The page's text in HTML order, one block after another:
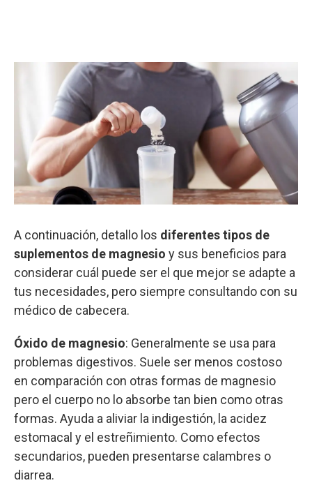
A continuación, detallo los diferentes tipos de
suplementos de magnesio y sus beneficios para
considerar cuál puede ser el que mejor se adapte a
tus necesidades, pero siempre consultando con su
médico de cabecera.
Óxido de magnesio: Generalmente se usa para
problemas digestivos. Suele ser menos costoso
en comparación con otras formas de magnesio
pero el cuerpo no lo absorbe tan bien como otras
formas. Ayuda a aliviar la indigestión, la acidez
estomacal y el estreñimiento. Como efectos
secundarios, pueden presentarse calambres o
diarrea.